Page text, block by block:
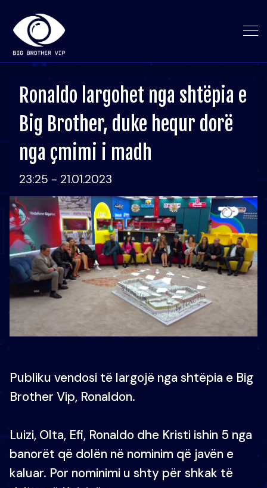
Ronaldo largohet nga shtëpia e
Big Brother, duke hequr dorë
nga çmimi i madh
23:25 - 21.01.2023
Publiku vendosi të largojë nga shtëpia e Big
Brother Vip, Ronaldon.
Luizi, Olta, Efi, Ronaldo dhe Kristi ishin 5 nga
banorët që dolën në nominim që javën e
kaluar. Por nominimi u shty për shkak të